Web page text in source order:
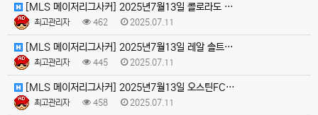
[MLS 메이저리그사커] 2025년7월13일 콜로라도 …
최고관리자 462 2025.07.11
[MLS 메이저리그사커] 2025년7월13일 레알 솔트…
최고관리자 445 2025.07.11
[MLS 메이저리그사커] 2025년7월13일 오스틴FC…
최고관리자 458 2025.07.11